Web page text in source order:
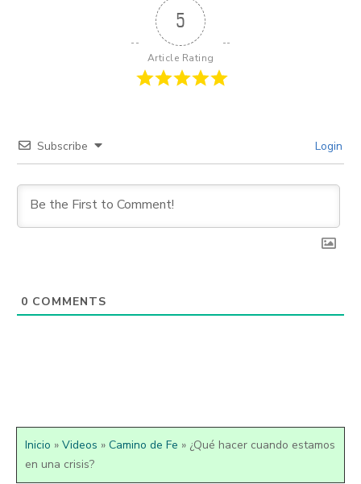
5
Article Rating
Subscribe Login
0 COMMENTS
Inicio » Videos » Camino de Fe » ¿Qué hacer cuando estamos
en una crisis?